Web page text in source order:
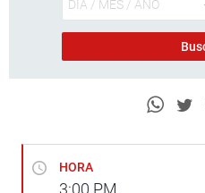
HORA
3:00 PM